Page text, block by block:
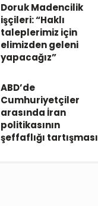
Doruk Madencilik
işçileri: “Haklı
taleplerimiz için
elimizden geleni
yapacağız”
ABD’de
Cumhuriyetçiler
arasında İran
politikasının
şeffaflığı tartışması